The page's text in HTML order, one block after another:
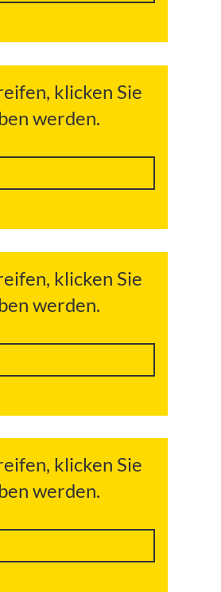
klicken Sie
werden.
klicken Sie
werden.
klicken Sie
werden.